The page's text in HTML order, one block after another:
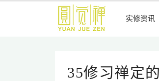
实修资讯
35修习禅定